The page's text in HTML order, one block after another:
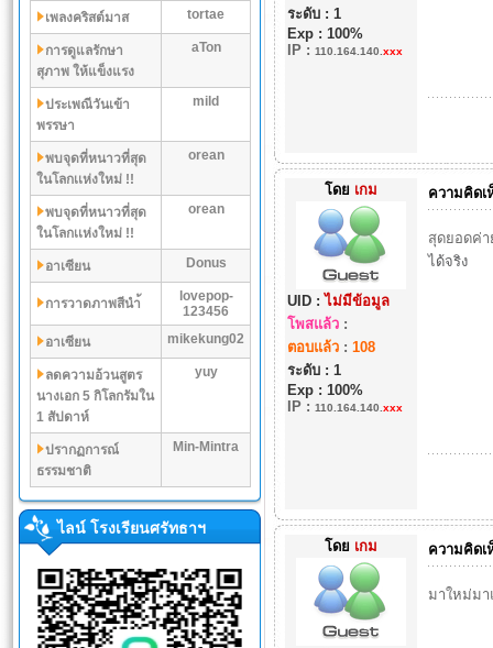
เพลงคริสต์มาส tortae
การดูแลรักษา
สุภาพ ให้แข็งแรง
aTon
ประเพณีวันเข้า
พรรษา
mild
พบจุดที่หนาวที่สุด
ในโลกเเห่งใหม่ !!
orean
พบจุดที่หนาวที่สุด
ในโลกเเห่งใหม่ !!
orean
อาเซียน Donus
การวาดภาพสีนำ้
lovepop-
123456
อาเซียน
mikekung02
ลดความอ้วนสูตร
นางเอก 5 กิโลกรัมใน
1 สัปดาห์
yuy
ปรากฏการณ์
ธรรมชาติ
Min-Mintra
ไลน์ โรงเรียนศรัทธาฯ
ระดับ : 1
Exp : 100%
IP: 110.164.140. xxx
โดย เกม
UID :ไม่มีข้อมูล
โพสแล้ว:
ตอบแล้ว: 108
ระดับ : 1
Exp : 100%
IP: 110.164.140. xxx
ความคิด
สุดยอดค่
ได้จริง
โดย เกม ความคิด
มาใหม่มา